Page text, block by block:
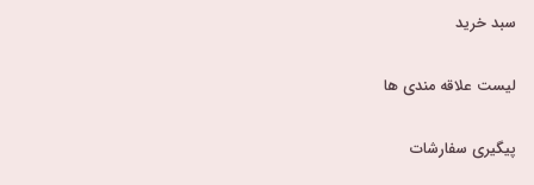
سبد خرید
لیست علاقه مندی ها
پیگیری سفارشات